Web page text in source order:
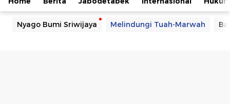
Nyago Bumi Sriwijaya Melindungi Tuah-Marwah